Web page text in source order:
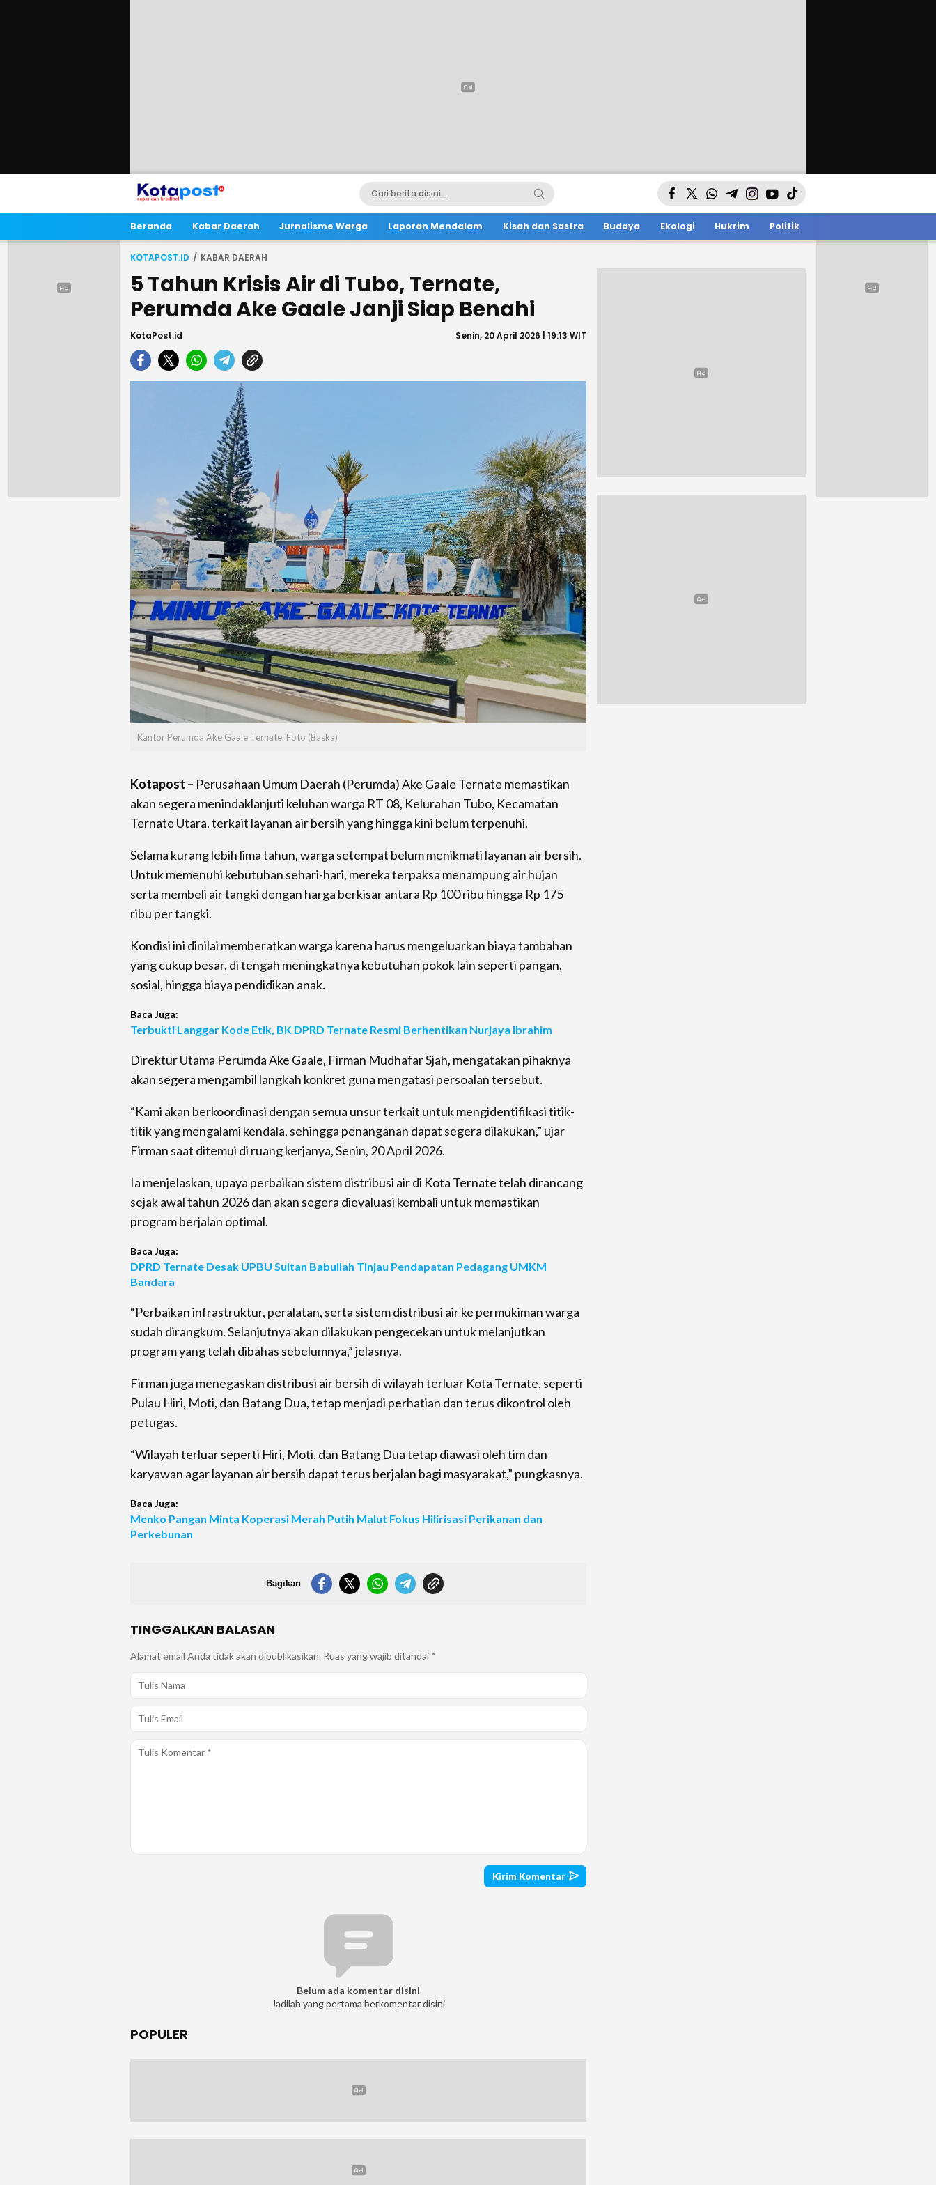
Beranda Kabar Daerah Jurnalisme Warga Laporan Mendalam Kisah dan Sastra Budaya Ekologi Hukrim Politik
KOTAPOST.ID KABAR DAERAH
5 Tahun Krisis Air di Tubo, Ternate,
Perumda Ake Gaale Janji Siap Benahi
KotaPost.id Senin, 20 April 2026 | 19:13 WIT
Kantor Perumda Ake Gaale Ternate. Foto (Baska)
Kotapost – Perusahaan Umum Daerah (Perumda) Ake Gaale Ternate memastikan
akan segera menindaklanjuti keluhan warga RT 08, Kelurahan Tubo, Kecamatan
Ternate Utara, terkait layanan air bersih yang hingga kini belum terpenuhi.
Selama kurang lebih lima tahun, warga setempat belum menikmati layanan air bersih.
Untuk memenuhi kebutuhan sehari-hari, mereka terpaksa menampung air hujan
serta membeli air tangki dengan harga berkisar antara Rp 100 ribu hingga Rp 175
ribu per tangki.
Kondisi ini dinilai memberatkan warga karena harus mengeluarkan biaya tambahan
yang cukup besar, di tengah meningkatnya kebutuhan pokok lain seperti pangan,
sosial, hingga biaya pendidikan anak.
Baca Juga:
Terbukti Langgar Kode Etik, BK DPRD Ternate Resmi Berhentikan Nurjaya Ibrahim
Direktur Utama Perumda Ake Gaale, Firman Mudhafar Sjah, mengatakan pihaknya
akan segera mengambil langkah konkret guna mengatasi persoalan tersebut.
“Kami akan berkoordinasi dengan semua unsur terkait untuk mengidentifikasi titik-
titik yang mengalami kendala, sehingga penanganan dapat segera dilakukan,” ujar
Firman saat ditemui di ruang kerjanya, Senin, 20 April 2026.
Ia menjelaskan, upaya perbaikan sistem distribusi air di Kota Ternate telah dirancang
sejak awal tahun 2026 dan akan segera dievaluasi kembali untuk memastikan
program berjalan optimal.
Baca Juga:
DPRD Ternate Desak UPBU Sultan Babullah Tinjau Pendapatan Pedagang UMKM
Bandara
“Perbaikan infrastruktur, peralatan, serta sistem distribusi air ke permukiman warga
sudah dirangkum. Selanjutnya akan dilakukan pengecekan untuk melanjutkan
program yang telah dibahas sebelumnya,” jelasnya.
Firman juga menegaskan distribusi air bersih di wilayah terluar Kota Ternate, seperti
Pulau Hiri, Moti, dan Batang Dua, tetap menjadi perhatian dan terus dikontrol oleh
petugas.
“Wilayah terluar seperti Hiri, Moti, dan Batang Dua tetap diawasi oleh tim dan
karyawan agar layanan air bersih dapat terus berjalan bagi masyarakat,” pungkasnya.
Baca Juga:
Menko Pangan Minta Koperasi Merah Putih Malut Fokus Hilirisasi Perikanan dan
Perkebunan
Bagikan
TINGGALKAN BALASAN
Alamat email Anda tidak akan dipublikasikan. Ruas yang wajib ditandai *
Belum ada komentar disini
Jadilah yang pertama berkomentar disini
POPULER